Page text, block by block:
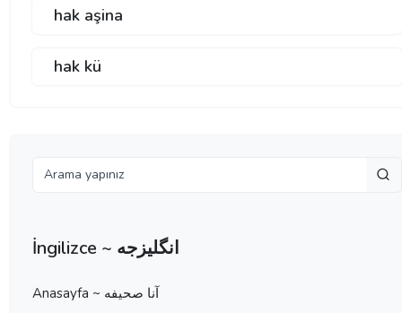
hak aşina
hak kü
İngilizce ~ انگلیزجه
Anasayfa ~ آنا صحيفه